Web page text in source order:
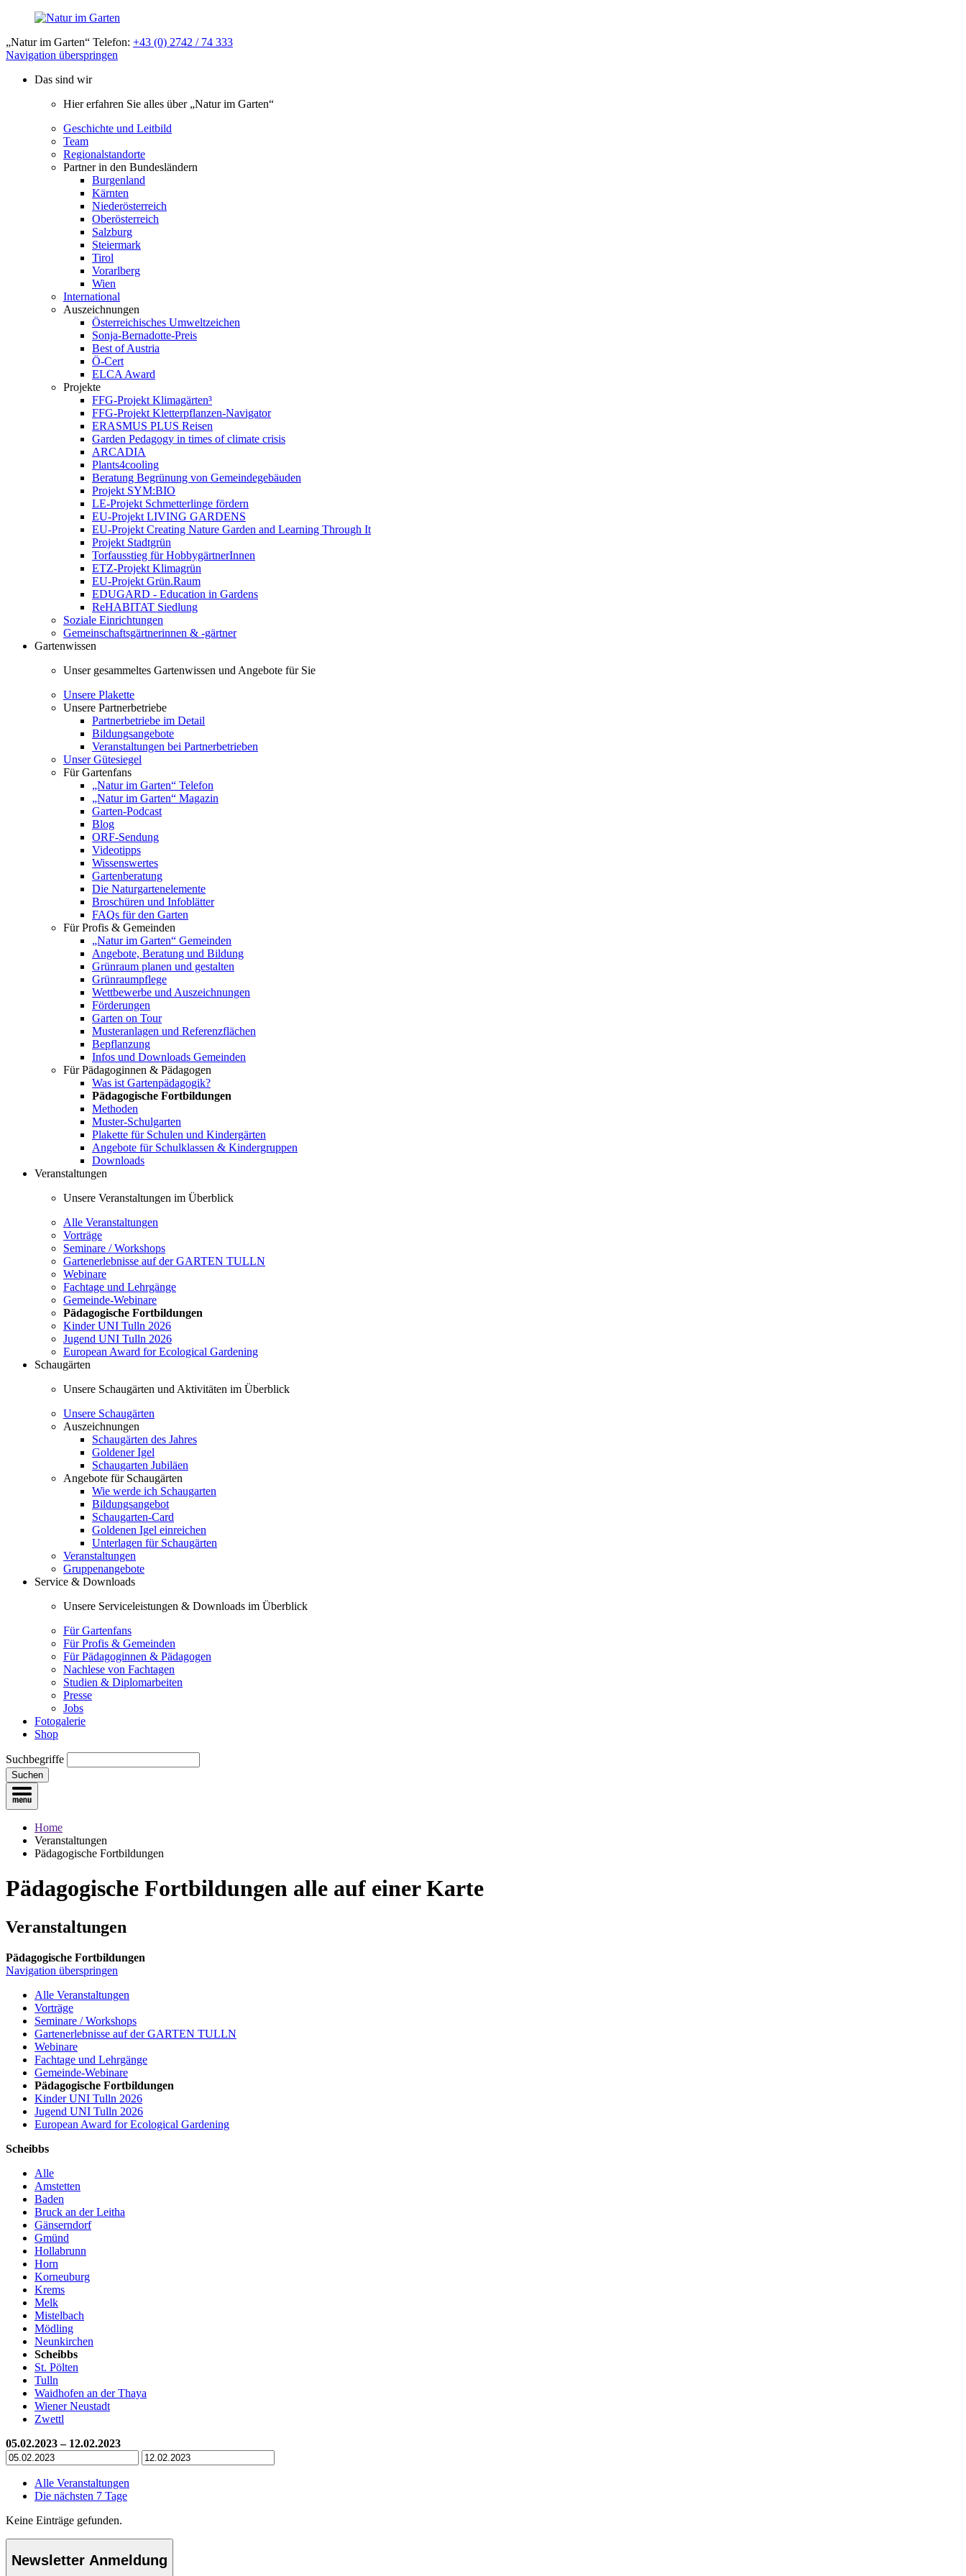
„Natur im Garten“ Telefon: +43 (0) 2742 / 74 333
Navigation überspringen
Das sind wir
Hier erfahren Sie alles über „Natur im Garten“
Geschichte und Leitbild
Team
Regionalstandorte
Partner in den Bundesländern
Burgenland
Kärnten
Niederösterreich
Oberösterreich
Salzburg
Steiermark
Tirol
Vorarlberg
Wien
International
Auszeichnungen
Österreichisches Umweltzeichen
Sonja-Bernadotte-Preis
Best of Austria
Ö-Cert
ELCA Award
Projekte
FFG-Projekt Klimagärten³
FFG-Projekt Kletterpflanzen-Navigator
ERASMUS PLUS Reisen
Garden Pedagogy in times of climate crisis
ARCADIA
Plants4cooling
Beratung Begrünung von Gemeindegebäuden
Projekt SYM:BIO
LE-Projekt Schmetterlinge fördern
EU-Projekt LIVING GARDENS
EU-Projekt Creating Nature Garden and Learning Through It
Projekt Stadtgrün
Torfausstieg für HobbygärtnerInnen
ETZ-Projekt Klimagrün
EU-Projekt Grün.Raum
EDUGARD - Education in Gardens
ReHABITAT Siedlung
Soziale Einrichtungen
Gemeinschaftsgärtnerinnen & -gärtner
Gartenwissen
Unser gesammeltes Gartenwissen und Angebote für Sie
Unsere Plakette
Unsere Partnerbetriebe
Partnerbetriebe im Detail
Bildungsangebote
Veranstaltungen bei Partnerbetrieben
Unser Gütesiegel
Für Gartenfans
„Natur im Garten“ Telefon
„Natur im Garten“ Magazin
Garten-Podcast
Blog
ORF-Sendung
Videotipps
Wissenswertes
Gartenberatung
Die Naturgartenelemente
Broschüren und Infoblätter
FAQs für den Garten
Für Profis & Gemeinden
„Natur im Garten“ Gemeinden
Angebote, Beratung und Bildung
Grünraum planen und gestalten
Grünraumpflege
Wettbewerbe und Auszeichnungen
Förderungen
Garten on Tour
Musteranlagen und Referenzflächen
Bepflanzung
Infos und Downloads Gemeinden
Für Pädagoginnen & Pädagogen
Was ist Gartenpädagogik?
Pädagogische Fortbildungen
Methoden
Muster-Schulgarten
Plakette für Schulen und Kindergärten
Angebote für Schulklassen & Kindergruppen
Downloads
Veranstaltungen
Unsere Veranstaltungen im Überblick
Alle Veranstaltungen
Vorträge
Seminare / Workshops
Gartenerlebnisse auf der GARTEN TULLN
Webinare
Fachtage und Lehrgänge
Gemeinde-Webinare
Pädagogische Fortbildungen
Kinder UNI Tulln 2026
Jugend UNI Tulln 2026
European Award for Ecological Gardening
Schaugärten
Unsere Schaugärten und Aktivitäten im Überblick
Unsere Schaugärten
Auszeichnungen
Schaugärten des Jahres
Goldener Igel
Schaugarten Jubiläen
Angebote für Schaugärten
Wie werde ich Schaugarten
Bildungsangebot
Schaugarten-Card
Goldenen Igel einreichen
Unterlagen für Schaugärten
Veranstaltungen
Gruppenangebote
Service & Downloads
Unsere Serviceleistungen & Downloads im Überblick
Für Gartenfans
Für Profis & Gemeinden
Für Pädagoginnen & Pädagogen
Nachlese von Fachtagen
Studien & Diplomarbeiten
Presse
Jobs
Fotogalerie
Shop
Suchbegriffe
Suchen
Home
Veranstaltungen
Pädagogische Fortbildungen
Pädagogische Fortbildungen alle auf einer Karte
Veranstaltungen
Pädagogische Fortbildungen
Navigation überspringen
Alle Veranstaltungen
Vorträge
Seminare / Workshops
Gartenerlebnisse auf der GARTEN TULLN
Webinare
Fachtage und Lehrgänge
Gemeinde-Webinare
Pädagogische Fortbildungen
Kinder UNI Tulln 2026
Jugend UNI Tulln 2026
European Award for Ecological Gardening
Scheibbs
Alle
Amstetten
Baden
Bruck an der Leitha
Gänserndorf
Gmünd
Hollabrunn
Horn
Korneuburg
Krems
Melk
Mistelbach
Mödling
Neunkirchen
Scheibbs
St. Pölten
Tulln
Waidhofen an der Thaya
Wiener Neustadt
Zwettl
05.02.2023 – 12.02.2023
Alle Veranstaltungen
Die nächsten 7 Tage
Keine Einträge gefunden.
Newsletter Anmeldung